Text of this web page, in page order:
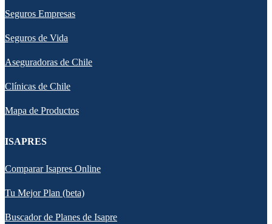
Seguros Empresas
Seguros de Vida
Aseguradoras de Chile
Clínicas de Chile
Mapa de Productos
ISAPRES
Comparar Isapres Online
Tu Mejor Plan (beta)
Buscador de Planes de Isapre